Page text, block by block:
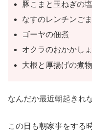
豚こまと玉ねぎの
なすのレンチンご
ゴーヤの佃煮
オクラのおかかし
大根と厚揚げの煮
なんだか最近朝起きれ
この日も朝家事をする